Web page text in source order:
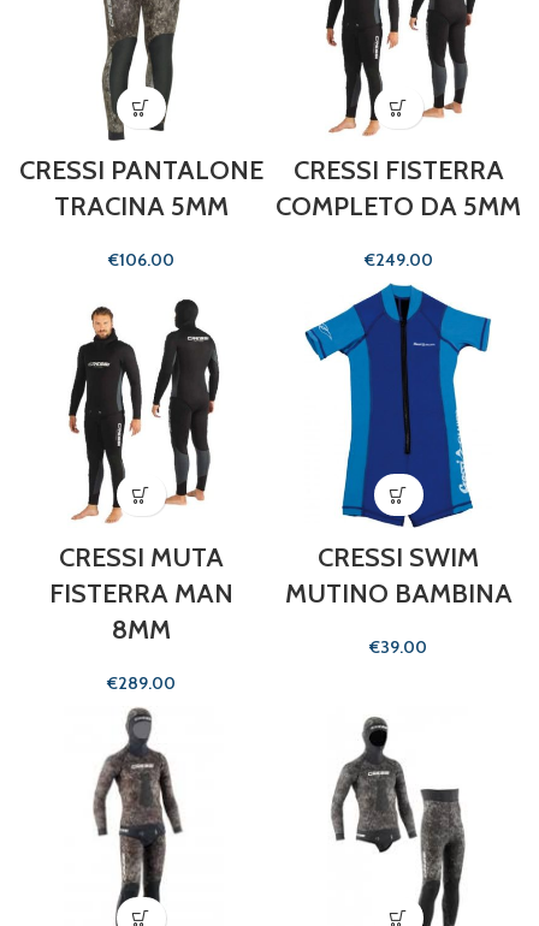
CRESSI PANTALONE
TRACINA 5MM
€
CRESSI FISTERRA
COMPLETO DA 5MM
€
CRESSI MUTA
FISTERRA MAN
8MM
€
CRESSI SWIM
MUTINO BAMBINA
€